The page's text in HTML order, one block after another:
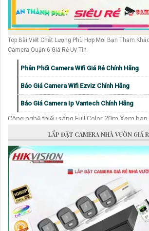
Top Bài Viết Chất Lượng Phù Hợp Mời Bạn Tham
Camera Quận 6 Giá Rẻ Uy Tín
Phân Phối Camera Wifi Giá Rẻ Chính Hãng
Báo Giá Camera Wifi Ezviz Chính Hãng
Báo Giá Camera Ip Vantech Chính Hãng
Công nghệ thiếu sáng Full Color 20m Xem
lượng Giải pháp giá rẻ cho camera ban đêm
đến 2.0 MP FULL HD 1080P Giá rẻ tiết kiệm chi
phù hợp
8,100,000 VNĐ
LẮP ĐẶT CAMERA NHÀ VƯỜN GIÁ